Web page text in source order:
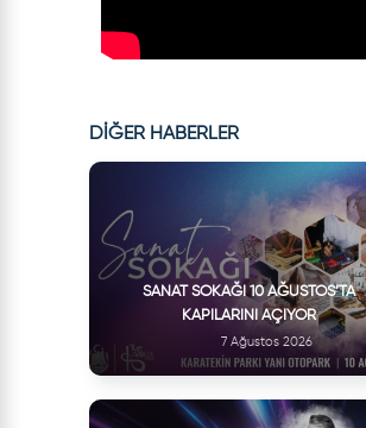
DİĞER HABERLER
SANAT SOKAĞI 10 AĞUSTOS’TA
KAPILARINI AÇIYOR
7 Ağustos 2026